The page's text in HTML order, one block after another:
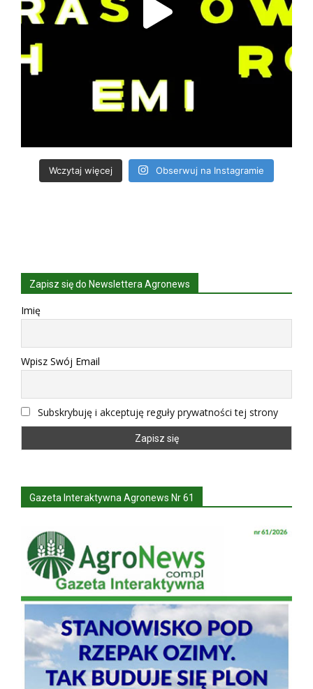
Wczytaj więcej Obserwuj na Instagramie
Zapisz się do Newslettera Agronews
Imię
Wpisz Swój Email
Subskrybuję i akceptuję reguły prywatności tej strony
Gazeta Interaktywna Agronews Nr 61